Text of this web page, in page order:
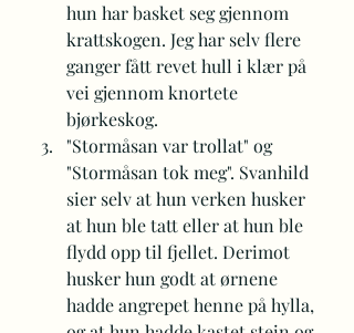
hun har basket seg gjennom
krattskogen. Jeg har selv flere
ganger fått revet hull i klær på
vei gjennom knortete
bjørkeskog.
"Stormåsan var trollat" og
"Stormåsan tok meg". Svanhild
sier selv at hun verken husker
at hun ble tatt eller at hun ble
flydd opp til fjellet. Derimot
husker hun godt at ørnene
hadde angrepet henne på hylla,